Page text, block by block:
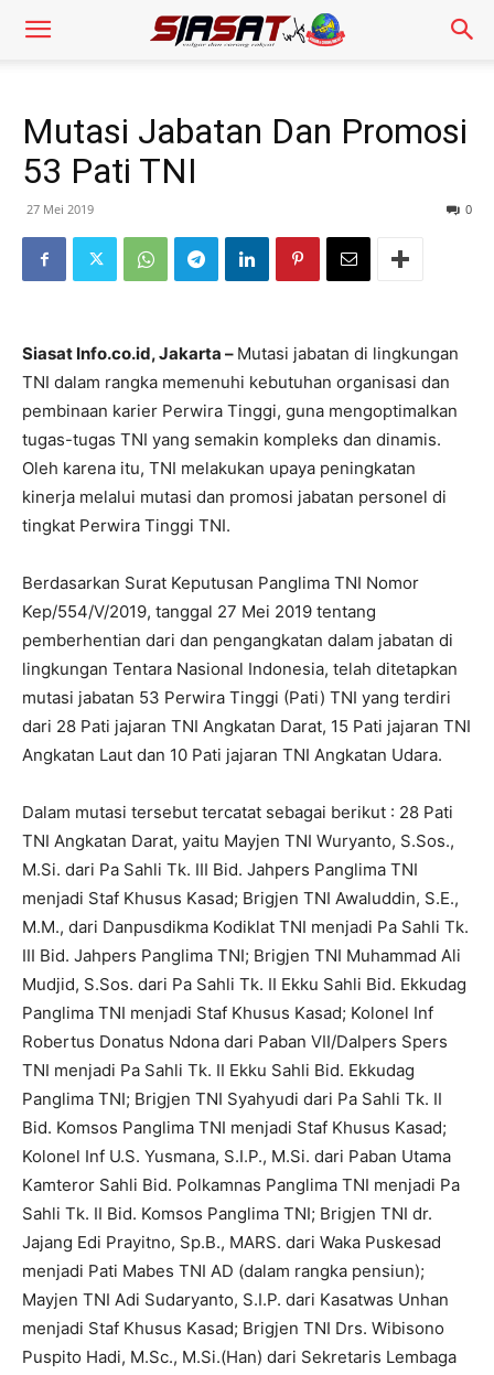
Mutasi Jabatan Dan Promosi
53 Pati TNI
27 Mei 2019 0
Siasat Info.co.id, Jakarta – Mutasi jabatan di lingkungan
TNI dalam rangka memenuhi kebutuhan organisasi dan
pembinaan karier Perwira Tinggi, guna mengoptimalkan
tugas-tugas TNI yang semakin kompleks dan dinamis.
Oleh karena itu, TNI melakukan upaya peningkatan
kinerja melalui mutasi dan promosi jabatan personel di
tingkat Perwira Tinggi TNI.
Berdasarkan Surat Keputusan Panglima TNI Nomor
Kep/554/V/2019, tanggal 27 Mei 2019 tentang
pemberhentian dari dan pengangkatan dalam jabatan di
lingkungan Tentara Nasional Indonesia, telah ditetapkan
mutasi jabatan 53 Perwira Tinggi (Pati) TNI yang terdiri
dari 28 Pati jajaran TNI Angkatan Darat, 15 Pati jajaran TNI
Angkatan Laut dan 10 Pati jajaran TNI Angkatan Udara.
Dalam mutasi tersebut tercatat sebagai berikut : 28 Pati
TNI Angkatan Darat, yaitu Mayjen TNI Wuryanto, S.Sos.,
M.Si. dari Pa Sahli Tk. III Bid. Jahpers Panglima TNI
menjadi Staf Khusus Kasad; Brigjen TNI Awaluddin, S.E.,
M.M., dari Danpusdikma Kodiklat TNI menjadi Pa Sahli Tk.
III Bid. Jahpers Panglima TNI; Brigjen TNI Muhammad Ali
Mudjid, S.Sos. dari Pa Sahli Tk. II Ekku Sahli Bid. Ekkudag
Panglima TNI menjadi Staf Khusus Kasad; Kolonel Inf
Robertus Donatus Ndona dari Paban VII/Dalpers Spers
TNI menjadi Pa Sahli Tk. II Ekku Sahli Bid. Ekkudag
Panglima TNI; Brigjen TNI Syahyudi dari Pa Sahli Tk. II
Bid. Komsos Panglima TNI menjadi Staf Khusus Kasad;
Kolonel Inf U.S. Yusmana, S.I.P., M.Si. dari Paban Utama
Kamteror Sahli Bid. Polkamnas Panglima TNI menjadi Pa
Sahli Tk. II Bid. Komsos Panglima TNI; Brigjen TNI dr.
Jajang Edi Prayitno, Sp.B., MARS. dari Waka Puskesad
menjadi Pati Mabes TNI AD (dalam rangka pensiun);
Mayjen TNI Adi Sudaryanto, S.I.P. dari Kasatwas Unhan
menjadi Staf Khusus Kasad; Brigjen TNI Drs. Wibisono
Puspito Hadi, M.Sc., M.Si.(Han) dari Sekretaris Lembaga